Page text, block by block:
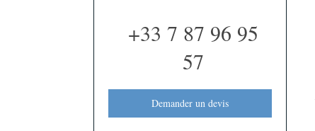
+33 7 87 96 95
57
Demander un devis